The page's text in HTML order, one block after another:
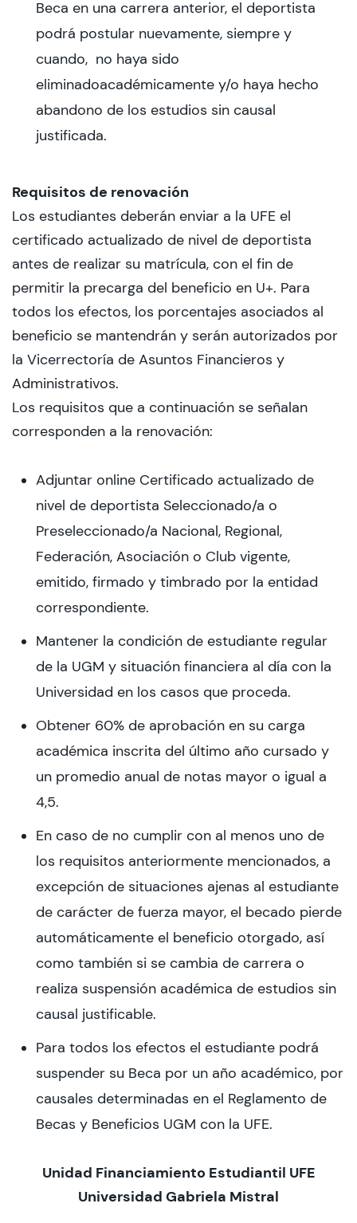
Beca en una carrera anterior, el deportista
podrá postular nuevamente, siempre y
cuando, no haya sido
eliminadoacadémicamente y/o haya hecho
abandono de los estudios sin causal
justificada.
Requisitos de renovación
Los estudiantes deberán enviar a la UFE el
certificado actualizado de nivel de deportista
antes de realizar su matrícula, con el fin de
permitir la precarga del beneficio en U+. Para
todos los efectos, los porcentajes asociados al
beneficio se mantendrán y serán autorizados por
la Vicerrectoría de Asuntos Financieros y
Administrativos.
Los requisitos que a continuación se señalan
corresponden a la renovación:
Adjuntar online Certificado actualizado de
nivel de deportista Seleccionado/a o
Preseleccionado/a Nacional, Regional,
Federación, Asociación o Club vigente,
emitido, firmado y timbrado por la entidad
correspondiente.
Mantener la condición de estudiante regular
de la UGM y situación financiera al día con la
Universidad en los casos que proceda.
Obtener 60% de aprobación en su carga
académica inscrita del último año cursado y
un promedio anual de notas mayor o igual a
4,5.
En caso de no cumplir con al menos uno de
los requisitos anteriormente mencionados, a
excepción de situaciones ajenas al estudiante
de carácter de fuerza mayor, el becado pierde
automáticamente el beneficio otorgado, así
como también si se cambia de carrera o
realiza suspensión académica de estudios sin
causal justificable.
Para todos los efectos el estudiante podrá
suspender su Beca por un año académico, por
causales determinadas en el Reglamento de
Becas y Beneficios UGM con la UFE.
Unidad Financiamiento Estudiantil UFE
Universidad Gabriela Mistral